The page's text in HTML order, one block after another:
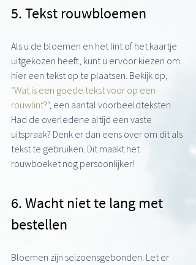
5. Tekst rouwbloemen
Als u de bloemen en het lint of het kaartje
uitgekozen heeft, kunt u ervoor kiezen om
hier een tekst op te plaatsen. Bekijk op,
"Wat is een goede tekst voor op een
rouwlint?", een aantal voorbeeldteksten.
Had de overledene altijd een vaste
uitspraak? Denk er dan eens over om dit als
tekst te gebruiken. Dit maakt het
rouwboeket nog persoonlijker!
6. Wacht niet te lang met
bestellen
Bloemen zijn seizoensgebonden. Let er